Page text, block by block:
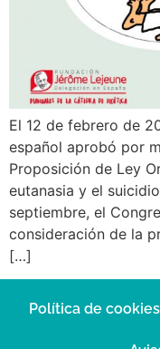
El 12 de febrero de
español aprobó por
Proposición de Ley
eutanasia y el
septiembre, el
consideración de la
[…]
Política de cookies